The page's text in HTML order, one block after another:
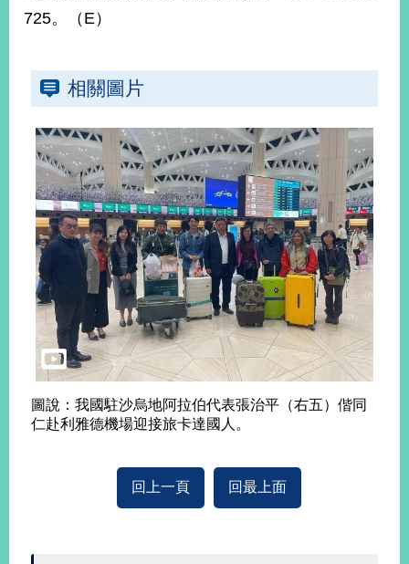
與
國
際
傳
播
政
府
資
訊
公
開
服
務
725。（E）
相關圖片
圖說：我國駐沙烏地阿拉伯代表張治平（右五）偕同
仁赴利雅德機場迎接旅卡達國人。
回上一頁 回最上面